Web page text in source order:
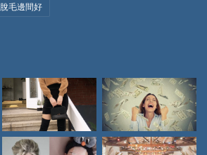
脫毛邊間好